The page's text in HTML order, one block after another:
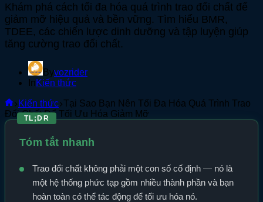
Khám phá cách tối đa hóa quá trình trao đổi chất để
giảm mỡ hiệu quả và bền vững. Tìm hiểu BMR,
TDEE, các chiến lược dinh dưỡng và tập luyện giúp
tăng cường trao đổi chất.
Byvozrider
InKiến thức
Home
Kiến thức Tại Sao Bạn Nên Tối Đa Hóa Quá Trình Trao
Đổi Chất Để Tối Ưu Hóa Giảm Mỡ
TL;DR
Tóm tắt nhanh
Trao đổi chất không phải một con số cố định — nó là
một hệ thống phức tạp gồm nhiều thành phần và bạn
hoàn toàn có thể tác động để tối ưu hóa nó.